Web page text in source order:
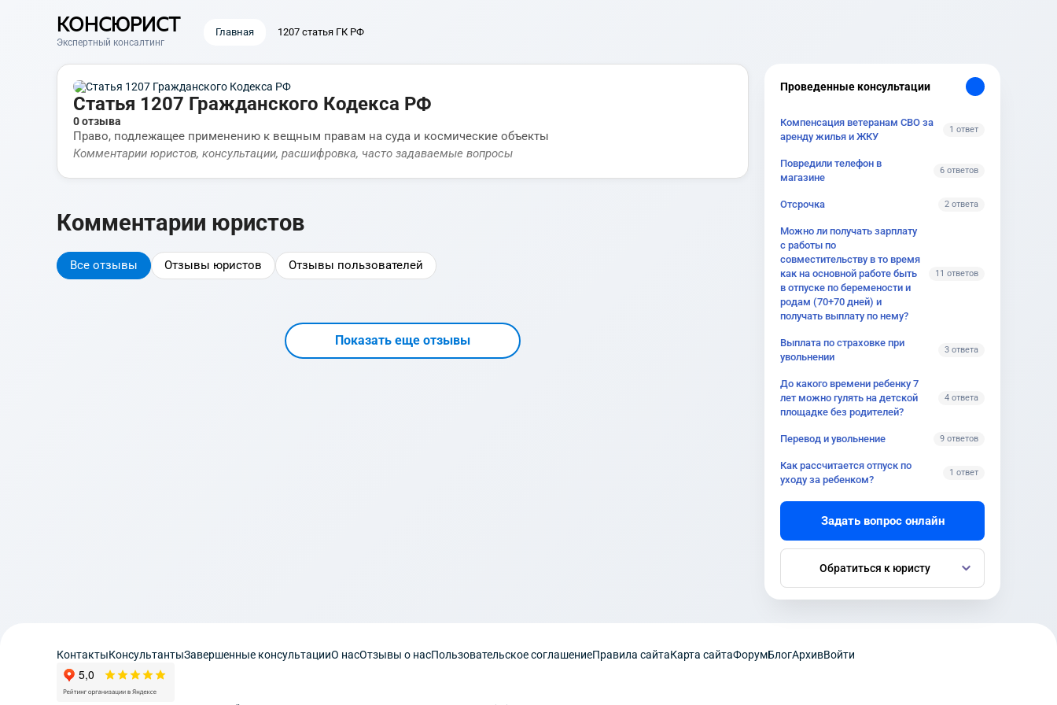
КОНСЮРИСТ
Экспертный консалтинг
Главная 1207 статья ГК РФ
Статья 1207 Гражданского Кодекса РФ
0 отзыва
Право, подлежащее применению к вещным правам на суда и космические объекты
Комментарии юристов, консультации, расшифровка, часто задаваемые вопросы
Комментарии юристов
Все отзывы Отзывы юристов Отзывы пользователей
Показать еще отзывы
Проведенные консультации
Компенсация ветеранам СВО за
аренду жилья и ЖКУ
1 ответ
Повредили телефон в
магазине
6 ответов
Отсрочка 2 ответа
Можно ли получать зарплату
с работы по
совместительству в то время
как на основной работе быть
в отпуске по беремености и
родам (70+70 дней) и
получать выплату по нему?
11 ответов
Выплата по страховке при
увольнении
3 ответа
До какого времени ребенку 7
лет можно гулять на детской
площадке без родителей?
4 ответа
Перевод и увольнение 9 ответов
Как рассчитается отпуск по
уходу за ребенком?
1 ответ
Задать вопрос онлайн
Обратиться к юристу
КонтактыКонсультантыЗавершенные консультацииО насОтзывы о насПользовательское соглашениеПравила сайтаКарта сайтаФорумБлогАрхивВойти